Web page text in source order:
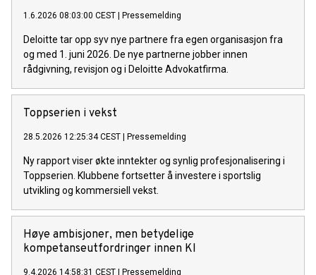
1.6.2026 08:03:00 CEST Pressemelding
Deloitte tar opp syv nye partnere fra egen organisasjon fra
og med 1. juni 2026. De nye partnerne jobber innen
rådgivning, revisjon og i Deloitte Advokatfirma.
Toppserien i vekst
28.5.2026 12:25:34 CEST Pressemelding
Ny rapport viser økte inntekter og synlig profesjonalisering i
Toppserien. Klubbene fortsetter å investere i sportslig
utvikling og kommersiell vekst.
Høye ambisjoner, men betydelige
kompetanseutfordringer innen KI
9.4.2026 14:58:31 CEST Pressemelding